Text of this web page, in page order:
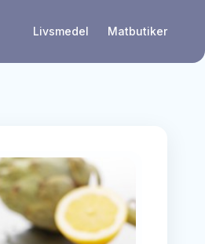
Livsmedel Matbutiker